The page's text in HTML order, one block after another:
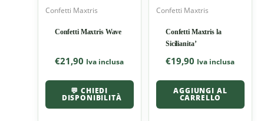
Confetti Maxtris
Confetti Maxtris Wave
€21,90 Iva inclusa
💬 CHIEDI
DISPONIBILITÀ
Confetti Maxtris
Confetti Maxtris la
Sicilianita’
€19,90 Iva inclusa
AGGIUNGI AL
CARRELLO